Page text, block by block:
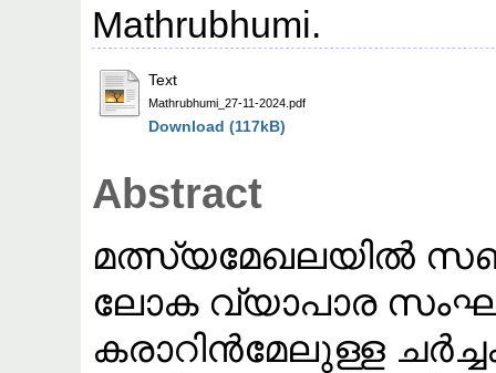
Mathrubhumi.
Text
Mathrubhumi_27-11-2024.pdf
Download (117kB)
Abstract
മത്സ്യമേഖലയിൽ
ലോക വ്യാപാര
കരാറിൻമേലുള്ള